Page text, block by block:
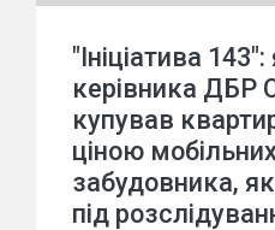
"Ініціатива
керівника ДБР
купував
ціною
забудовника,
під